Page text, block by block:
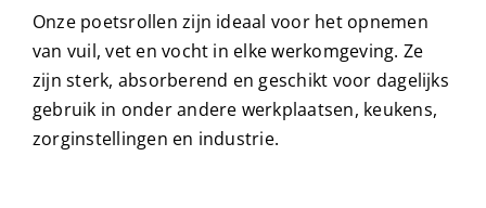
Onze poetsrollen zijn ideaal voor het opnemen
van vuil, vet en vocht in elke werkomgeving. Ze
zijn sterk, absorberend en geschikt voor dagelijks
gebruik in onder andere werkplaatsen, keukens,
zorginstellingen en industrie.